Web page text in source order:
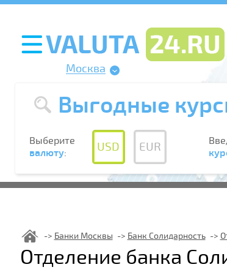
Москва
Выгодные
Выберите
валюту: USD EUR
Банки Москвы Банк Солидарность
Отделение банка